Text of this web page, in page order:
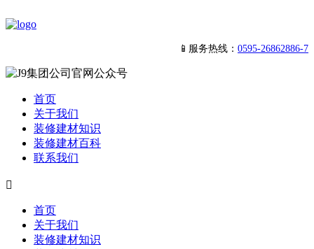
📱服务热线： 0595-26862886-7
首页
关于我们
装修建材知识
装修建材百科
联系我们

首页
关于我们
装修建材知识